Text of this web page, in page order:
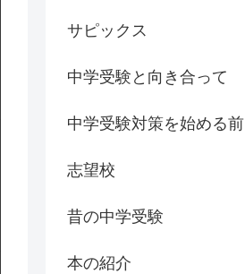
サピックス
中学受験と向き合って
中学受験対策を始める前
志望校
昔の中学受験
本の紹介